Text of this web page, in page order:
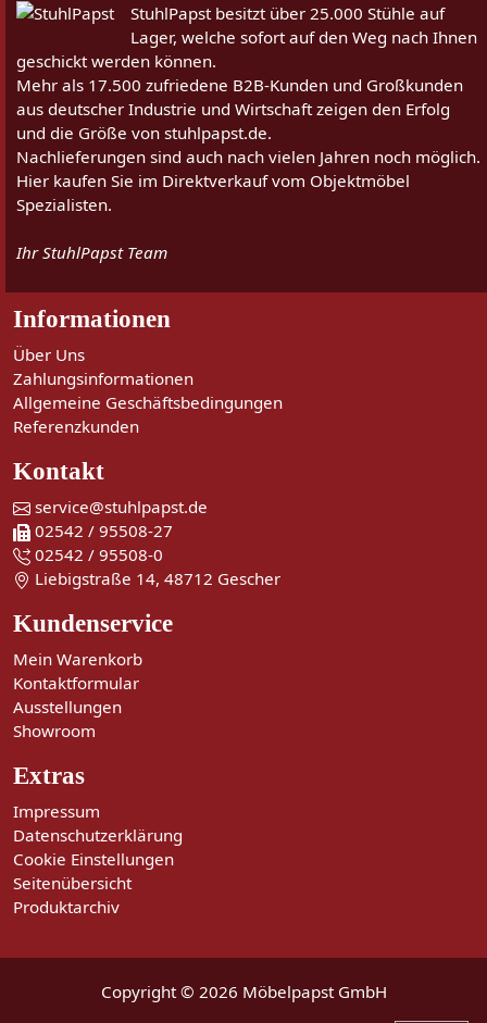
StuhlPapst besitzt über 25.000 Stühle auf
Lager, welche sofort auf den Weg nach Ihnen
geschickt werden können.
Mehr als 17.500 zufriedene B2B-Kunden und Großkunden
aus deutscher Industrie und Wirtschaft zeigen den Erfolg
und die Größe von stuhlpapst.de.
Nachlieferungen sind auch nach vielen Jahren noch möglich.
Hier kaufen Sie im Direktverkauf vom Objektmöbel
Spezialisten.
Ihr StuhlPapst Team
Informationen
Über Uns
Zahlungsinformationen
Allgemeine Geschäftsbedingungen
Referenzkunden
Kontakt
service@stuhlpapst.de
02542 / 95508-27
02542 / 95508-0
Liebigstraße 14, 48712 Gescher
Kundenservice
Mein Warenkorb
Kontaktformular
Ausstellungen
Showroom
Extras
Impressum
Datenschutzerklärung
Cookie Einstellungen
Seitenübersicht
Produktarchiv
Copyright © 2026 Möbelpapst GmbH